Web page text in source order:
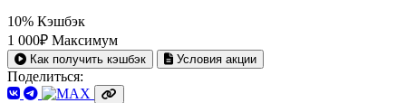
10% Кэшбэк
1 000₽ Максимум
Как получить кэшбэк Условия акции
Поделиться: